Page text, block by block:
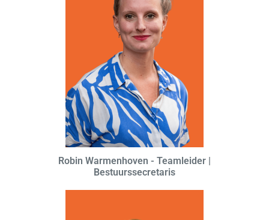
Robin Warmenhoven - Teamleider |
Bestuurssecretaris